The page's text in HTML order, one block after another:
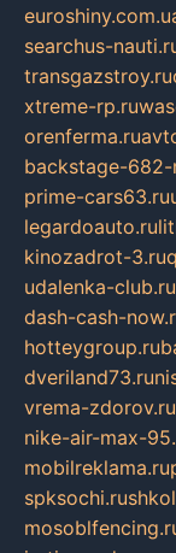
searchus-
transgazstroy.ru
xtreme-rp.ru
orenferma.ru
backstage-682-
prime-cars63.ru
legardoauto.ru
kinozadrot-3.ru
udalenka-club.ru
dash-cash-
hotteygroup.ru
dveriland73.ru
vrema-zdorov.ru
nike-air-max-
mobilreklama.ru
spksochi.ru